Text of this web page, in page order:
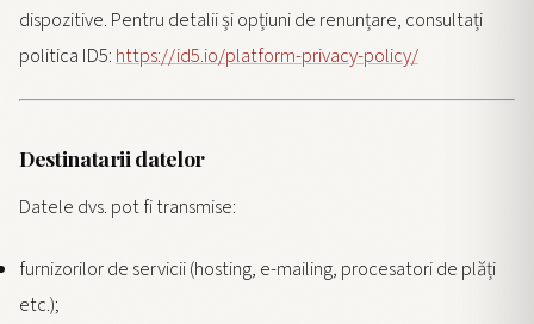
dispozitive. Pentru detalii și opțiuni de renunțare, consultați
politica ID5: https://id5.io/platform-privacy-policy/
Destinatarii datelor
Datele dvs. pot fi transmise:
furnizorilor de servicii (hosting, e-mailing, procesatori de plăți
etc.);